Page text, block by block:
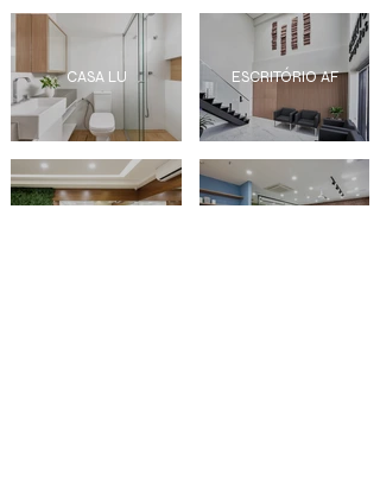
CASA LU ESCRITÓRIO AF